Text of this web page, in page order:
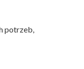
potrzeb,